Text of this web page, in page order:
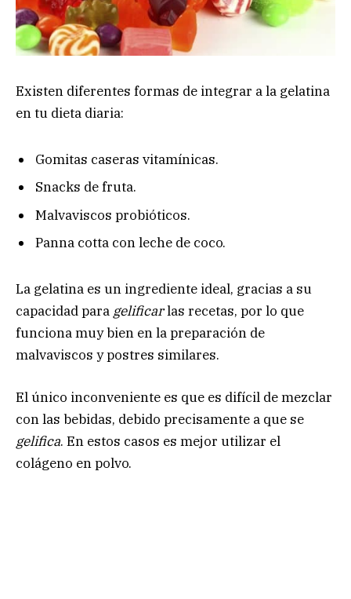
Existen diferentes formas de integrar a la gelatina
en tu dieta diaria:
Gomitas caseras vitamínicas.
Snacks de fruta.
Malvaviscos probióticos.
Panna cotta con leche de coco.
La gelatina es un ingrediente ideal, gracias a su
capacidad para gelificarlas recetas, por lo que
funciona muy bien en la preparación de
malvaviscos y postres similares.
El único inconveniente es que es difícil de mezclar
con las bebidas, debido precisamente a que se
gelifica. En estos casos es mejor utilizar el
colágeno en polvo.